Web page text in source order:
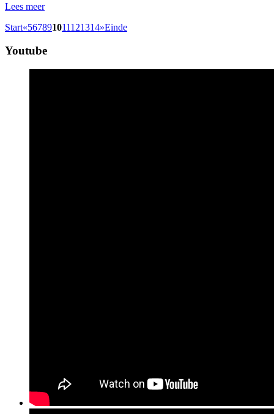
Lees meer
Start«567891011121314»Einde
Youtube